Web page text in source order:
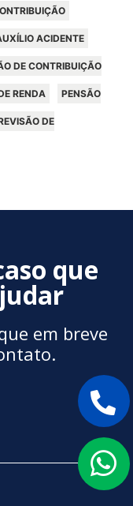
ACIDENTE
DE CONTRIBUIÇÃO
RENDA PENSÃO
DE
que
em breve